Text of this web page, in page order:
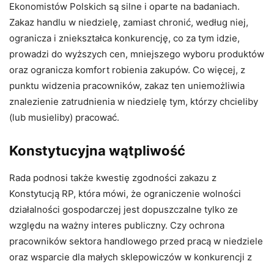
Ekonomistów Polskich są silne i oparte na badaniach.
Zakaz handlu w niedzielę, zamiast chronić, według niej,
ogranicza i zniekształca konkurencję, co za tym idzie,
prowadzi do wyższych cen, mniejszego wyboru produktów
oraz ogranicza komfort robienia zakupów. Co więcej, z
punktu widzenia pracowników, zakaz ten uniemożliwia
znalezienie zatrudnienia w niedzielę tym, którzy chcieliby
(lub musieliby) pracować.
Konstytucyjna wątpliwość
Rada podnosi także kwestię zgodności zakazu z
Konstytucją RP, która mówi, że ograniczenie wolności
działalności gospodarczej jest dopuszczalne tylko ze
względu na ważny interes publiczny. Czy ochrona
pracowników sektora handlowego przed pracą w niedziele
oraz wsparcie dla małych sklepowiczów w konkurencji z